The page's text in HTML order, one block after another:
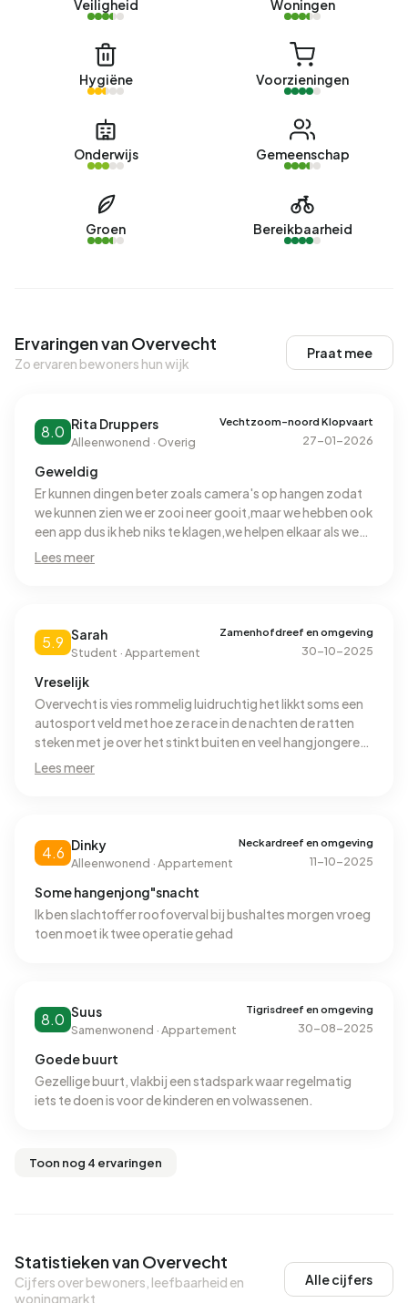
Veiligheid Woningen
Hygiëne Voorzieningen
Onderwijs Gemeenschap
Groen Bereikbaarheid
Ervaringen van Overvecht
Zo ervaren bewoners hun wijk
Praat mee
8.0 Rita Druppers
Alleenwonend · Overig
Vechtzoom-noord Klopvaart
27-01-2026
Geweldig
Er kunnen dingen beter zoals camera's op hangen zodat
we kunnen zien we er zooi neer gooit,maar we hebben ook
een app dus ik heb niks te klagen,we helpen elkaar als we
da t kunnen
Lees meer
5.9 Sarah
Student · Appartement
Zamenhofdreef en omgeving
30-10-2025
Vreselijk
Overvecht is vies rommelig luidruchtig het likkt soms een
autosport veld met hoe ze race in de nachten de ratten
steken met je over het stinkt buiten en veel hangjongeren
veiligheid is dus niet. Top en hygiëne is vreselijk
Lees meer
4.6 Dinky
Alleenwonend · Appartement
Neckardreef en omgeving
11-10-2025
Some hangenjong"snacht
Ik ben slachtoffer roofoverval bij bushaltes morgen vroeg
toen moet ik twee operatie gehad
8.0 Suus
Samenwonend · Appartement
Tigrisdreef en omgeving
30-08-2025
Goede buurt
Gezellige buurt, vlakbij een stadspark waar regelmatig
iets te doen is voor de kinderen en volwassenen.
Toon nog 4 ervaringen
Statistieken van Overvecht
Cijfers over bewoners, leefbaarheid en
woningmarkt
Alle cijfers